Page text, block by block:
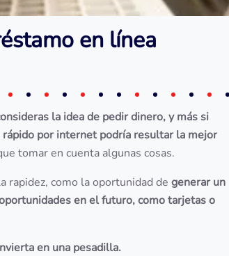
en línea
la idea de pedir dinero, y más si
rápido por internet podría resultar la mejor
tomar en cuenta algunas cosas.
rapidez, como la oportunidad de generar un
en el futuro, como tarjetas o
en una pesadilla.